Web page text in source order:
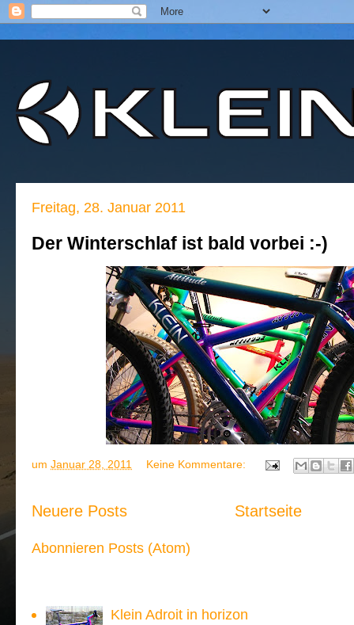
Freitag, 28. Januar 2011
Der Winterschlaf ist bald vorbei :-)
um Januar 28, 2011 Keine Kommentare:
Neuere Posts Startseite
Abonnieren Posts (Atom)
Klein Adroit in horizon